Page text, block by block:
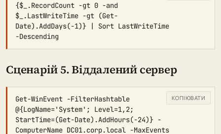
{$_.RecordCount -gt 0 -and
$_.LastWriteTime -gt (Get-
Date).AddDays(-1)} | Sort LastWriteTime
-Descending
Сценарій 5. Віддалений сервер
Get-WinEvent -FilterHashtable
@{LogName='System'; Level=1,2;
StartTime=(Get-Date).AddHours(-24)} -
ComputerName DC01.corp.local -MaxEvents
КОПІЮВАТИ